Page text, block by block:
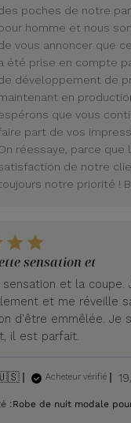
lundi
20
juillet
2026
poches de notre
homme et nous
vous annoncer que
été prise en compte
développement de
en
que vous
part de vos
réessaye, parce
de notre
notre priorité !
sensation et
sensation et la coupe.
et me réveille
d'être emmêlée. Je
il est parfait.
🇺🇸 Acheteur vérifié
:Robe de nuit modale